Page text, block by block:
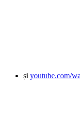
și youtube.com/